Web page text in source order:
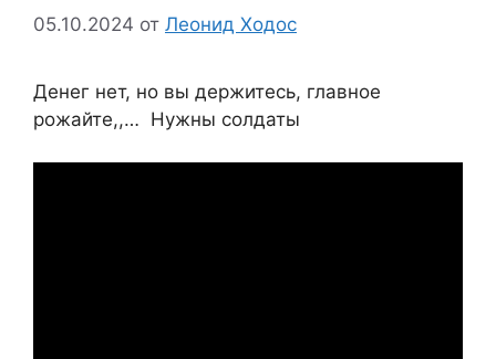
05.10.2024 от Леонид Ходос
Денег нет, но вы держитесь, главное
рожайте,,… Нужны солдаты